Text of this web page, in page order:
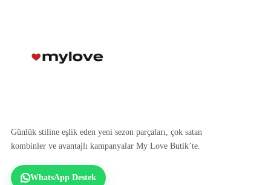
Günlük stiline eşlik eden yeni sezon parçaları, çok satan
kombinler ve avantajlı kampanyalar My Love Butik’te.
WhatsApp Destek